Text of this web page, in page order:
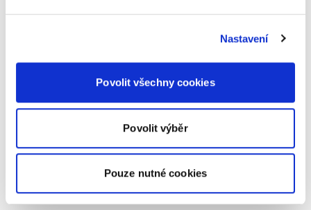
Nastavení
Povolit všechny cookies
Povolit výběr
Pouze nutné cookies